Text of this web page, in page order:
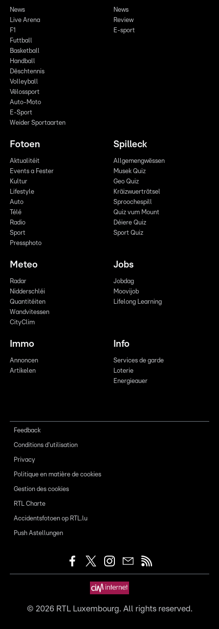
News
Live Arena
F1
Futtball
Basketball
Handball
Dëschtennis
Volleyball
Vëlossport
Auto-Moto
E-Sport
Weider Sportaarten
News
Review
E-sport
Fotoen
Aktualitéit
Events a Fester
Kultur
Lifestyle
Auto
Télé
Radio
Sport
Pressphoto
Spilleck
Allgemengwëssen
Musek Quiz
Geo Quiz
Kräizwuerträtsel
Sproochespill
Quiz vum Mount
Déiere Quiz
Sport Quiz
Meteo
Radar
Nidderschléi
Quantitéiten
Wandvitessen
CityClim
Jobs
Jobdag
Moovijob
Lifelong Learning
Immo
Annoncen
Artikelen
Info
Services de garde
Loterie
Energieauer
Feedback
Conditions d'utilisation
Privacy
Politique en matière de cookies
Gestion des cookies
RTL Charte
Accidentsfotoen op RTL.lu
Push Astellungen
© 2026RTL Luxembourg. All rights reserved.